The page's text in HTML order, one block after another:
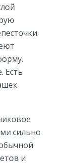
Есть
сильно
и